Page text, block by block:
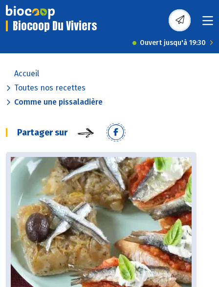
Biocoop Du Viviers
Ouvert jusqu'à 19:30
Accueil
Toutes nos recettes
Comme une pissaladière
Partager sur